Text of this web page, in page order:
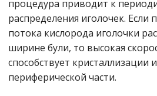
процедура приводит к
распределения иголочек. Если
потока кислорода иголочки
ширине були, то высокая
способствует кристаллизации
периферической части.